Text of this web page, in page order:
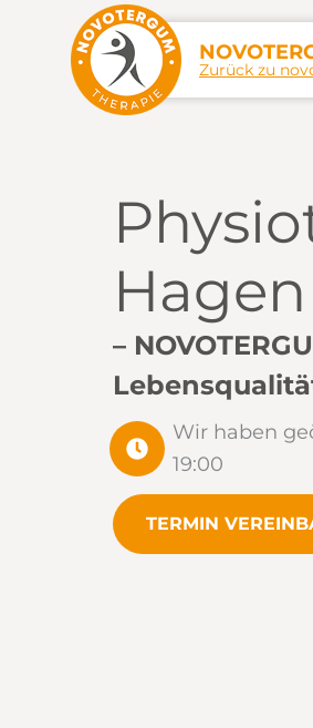
springen
Zurück zu
Hagen
–
Wir haben
19:00
TERMIN